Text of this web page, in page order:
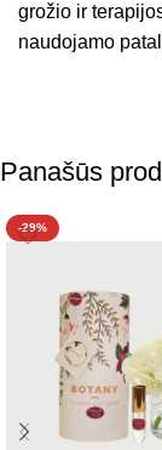
grožio ir
naudojamo
Panašūs
-29%